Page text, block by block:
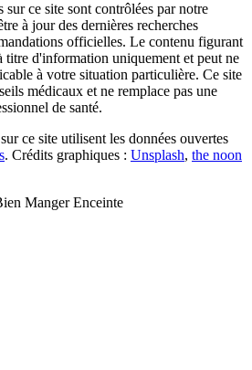
sur ce site sont contrôlées par notre
à jour des dernières recherches
officielles. Le contenu figurant
titre d'information uniquement et peut ne
à votre situation particulière. Ce site
médicaux et ne remplace pas une
de santé.
ce site utilisent les données ouvertes
. Crédits graphiques : Unsplash, the noon
Manger Enceinte